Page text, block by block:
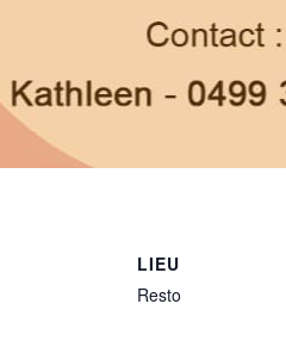
LIEU
Resto